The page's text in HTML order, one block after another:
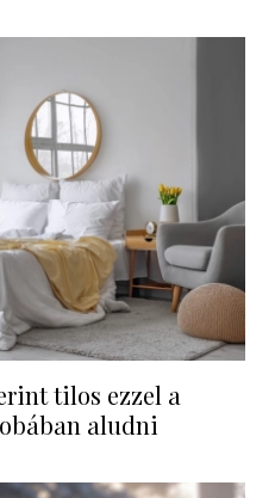
tilos ezzel a
aludni